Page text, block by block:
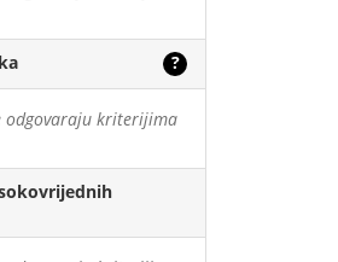
?
odgovaraju kriterijima